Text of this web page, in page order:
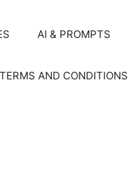
AI & PROMPTS
TERMS AND CONDITIONS